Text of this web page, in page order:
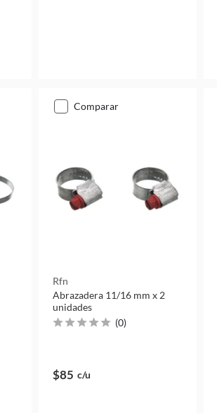
comparar
Rfn
Abrazadera 11/16 mm x 2
unidades
(0)
$85 c/u